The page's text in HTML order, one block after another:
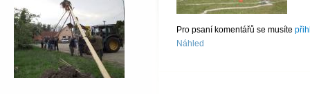
Pro psaní komentářů se musíte
Náhled